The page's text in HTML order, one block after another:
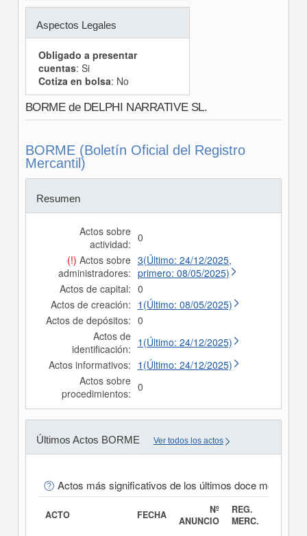
Aspectos Legales
Obligado a presentar
cuentas: Si
Cotiza en bolsa: No
BORME de DELPHI NARRATIVE SL.
BORME (Boletín Oficial del Registro
Mercantil)
Resumen
Actos sobre
actividad: 0
(!) Actos sobre
administradores:
3(Último: 24/12/2025,
primero: 08/05/2025)
Actos de capital: 0
Actos de creación: 1(Último: 08/05/2025)
Actos de depósitos: 0
Actos de
identificación: 1(Último: 24/12/2025)
Actos informativos: 1(Último: 24/12/2025)
Actos sobre
procedimientos: 0
Últimos Actos BORME Ver todos los actos
Actos más significativos de los últimos doce meses
ACTO FECHA
Nº
ANUNCIO
REG.
MERC.